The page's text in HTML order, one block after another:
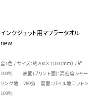
インクジェット用マフラータオル
new
全1色 / サイズ：約200×1100（mm） / 綿
100％ 表面(プリント面)：高密度シャー
リング地 280匁 裏面：パイル地コットン
100％